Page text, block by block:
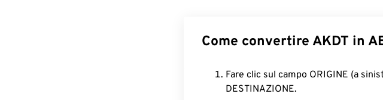
Come convertire AKDT in
Fare clic sul campo ORIGINE (a
DESTINAZIONE.